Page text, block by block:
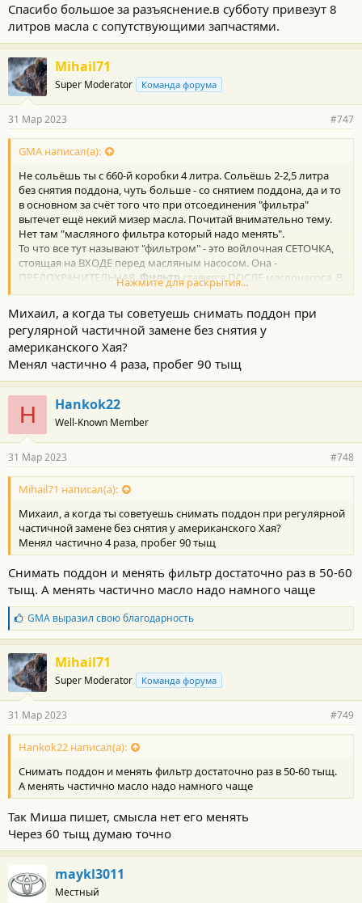
Существуют коробки где есть фильтр ДО маслонасоса, и есть
второй фильтр реальноФИЛЬТРУЮЩИЙ, который и
забивается продуктами износа и реально надо менять.
Например, у Хонды это внешний фильтр (номерок гляну и
дам), у Ниссана - тоже внешний, но видел я и внутренние
фильтры в каких-то GM-овских коробках (Джип Чероки или
Додж Дуранго или что-то подобное). Всё уже было и описано -
не торопись, поищи - сэкономишь массу денег.
Никаких особых дополнительных присадок в разных банках
продавца, пытающегося втюхать побольше своего
ПЕРЕоцененного товара надо тщательно фильтровать.
Спасибо большое за разъяснение.в субботу привезут 8
литров масла с сопутствующими запчастями.
Mihail71
Super Moderator Команда форума
31 Мар 2023 #747
GMA написал(а):
Не сольёшь ты с 660-й коробки 4 литра. Сольёшь 2-2,5 литра
без снятия поддона, чуть больше - со снятием поддона, да и то
в основном за счёт того что при отсоединения "фильтра"
вытечет ещё некий мизер масла. Почитай внимательно тему.
Нет там "масляного фильтра который надо менять".
То что все тут называют "фильтром" - это войлочная СЕТОЧКА,
стоящая на ВХОДЕ перед масляным насосом. Она -
ПРЕДОХРАНИТЕЛЬНАЯ.Фильтрставится ПОСЛЕ маслонасоса. В
ваших коробках онконструктивноОТСУТСТВУЕТ.
Существуют коробки где есть фильтр ДО маслонасоса, и есть
второй фильтрреально ФИЛЬТРУЮЩИЙ, который и
забивается продуктами износа и реально надо менять.
Например, у Хонды это внешний фильтр (номерок гляну и
дам), у Ниссана - тоже внешний, но видел я и внутренние
фильтры в каких-то GM-овских коробках (Джип Чероки или
Додж Дуранго или что-то подобное). Всё уже было и описано -
не торопись, поищи - сэкономишь массу денег.
Никаких особых дополнительных присадок в разных банках
08886-02305 - нет. Все они одинаковые, а умничанье какого-то
продавца, пытающегося втюхать побольше своего
ПЕРЕоцененного товара надо тщательно фильтровать.
Нажмите для раскрытия...
Михаил, а когда ты советуешь снимать поддон при
регулярной частичной замене без снятия у
американского Хая?
Менял частично 4 раза, пробег 90 тыщ
H Hankok22
Well-Known Member
31 Мар 2023 #748
Mihail71 написал(а):
Михаил, а когда ты советуешь снимать поддон при регулярной
частичной замене без снятия у американского Хая?
Менял частично 4 раза, пробег 90 тыщ
Снимать поддон и менять фильтр достаточно раз в 50-60
тыщ. А менять частично масло надо намного чаще
Б
л
а
г
о
д
а
н
о
с
и
:
GMAвыразил свою благодарность
Mihail71
Super Moderator Команда форума
31 Мар 2023 #749
Hankok22 написал(а):
Снимать поддон и менять фильтр достаточно раз в 50-60 тыщ.
А менять частично масло надо намного чаще
Так Миша пишет, смысла нет его менять
Через 60 тыщ думаю точно
maykl3011
Местный